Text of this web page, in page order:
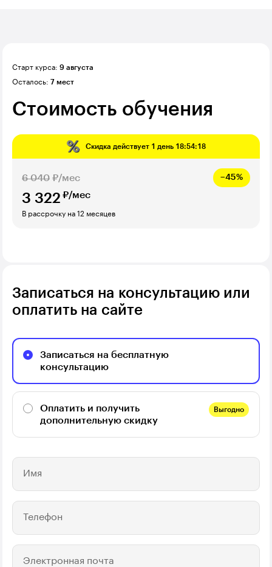
Старт курса: 9 августа
Осталось: 7 мест
Стоимость обучения
Скидка действует 1 день 18:54:16
6 040 ₽/мес −45%
3 322 ₽/мес
В рассрочку на 12 месяцев
Записаться на консультацию или
оплатить на сайте
Записаться на бесплатную
консультацию
Оплатить и получить
дополнительную скидку
Выгодно
Имя
Телефон
Электронная почта